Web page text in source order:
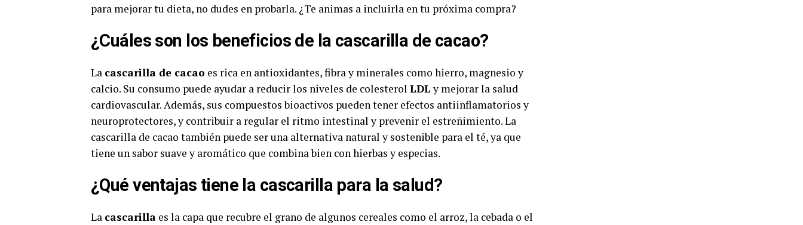
para mejorar tu dieta, no dudes en probarla. ¿Te animas a incluirla en tu próxima compra?
¿Cuáles son los beneficios de la cascarilla de cacao?
La cascarilla de cacao es rica en antioxidantes, fibra y minerales como hierro, magnesio y
calcio. Su consumo puede ayudar a reducir los niveles de colesterol LDLy mejorar la salud
cardiovascular. Además, sus compuestos bioactivos pueden tener efectos antiinflamatorios y
neuroprotectores, y contribuir a regular el ritmo intestinal y prevenir el estreñimiento. La
cascarilla de cacao también puede ser una alternativa natural y sostenible para el té, ya que
tiene un sabor suave y aromático que combina bien con hierbas y especias.
¿Qué ventajas tiene la cascarilla para la salud?
La cascarilla es la capa que recubre el grano de algunos cereales como el arroz, la cebada o el